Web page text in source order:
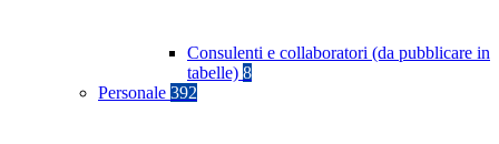
Consulenti e collaboratori (da pubblicare in
tabelle) 8
Personale 392